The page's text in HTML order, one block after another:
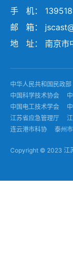
手 机：
邮 箱：
地 址： 南京市
中华人民共和国民政部
中国科学技术协会
中国电工技术学会
江苏省应急管理厅
连云港市科协
泰州
Copyright © 2023 江